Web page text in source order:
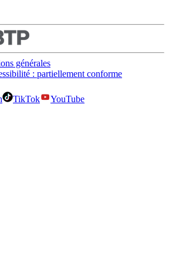
générales
: partiellement conforme
TikTok
YouTube